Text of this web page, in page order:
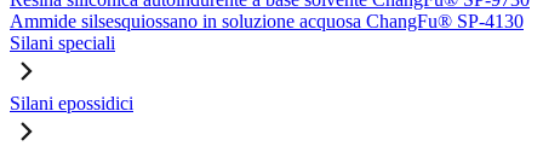
Ammide silsesquiossano in soluzione acquosa ChangFu® SP-4130
Silani speciali
Silani epossidici